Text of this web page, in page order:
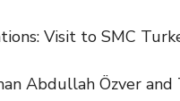
Visit to SMC
Abdullah Özver